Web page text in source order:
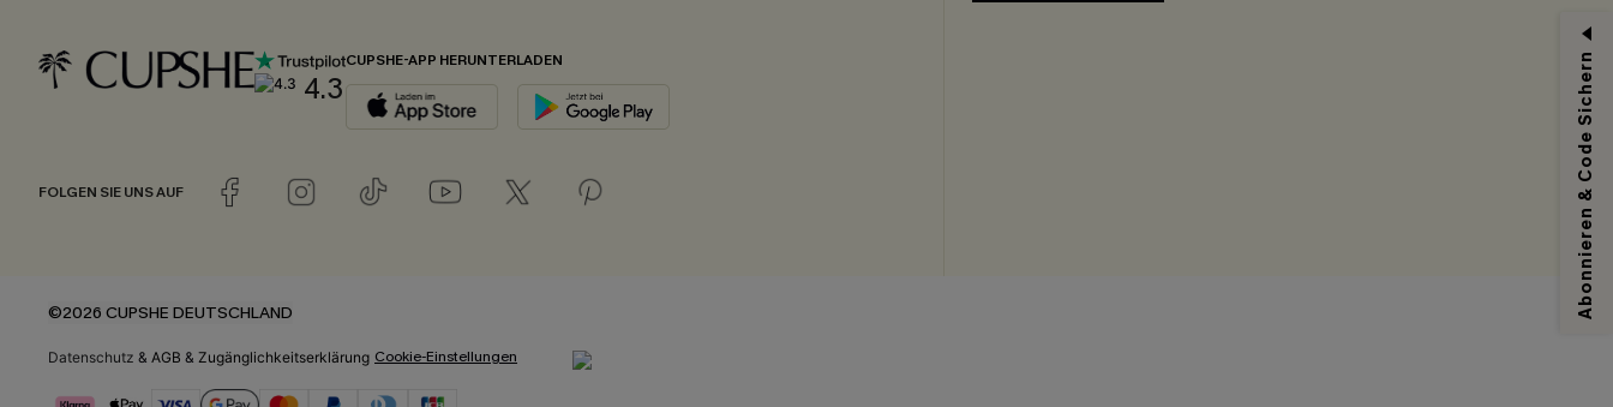
4.3
CUPSHE-APP HERUNTERLADEN
FOLGEN SIE UNS AUF
©2026 CUPSHE DEUTSCHLAND
Datenschutz & AGB & Zugänglichkeitserklärung Cookie-Einstellungen
Abonnieren & Code Sichern